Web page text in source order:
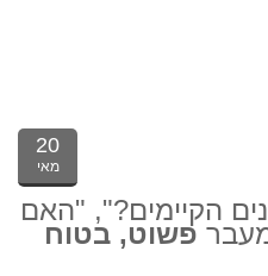
20
מאי
הקיימים?", "האם
פשוט, בטוח